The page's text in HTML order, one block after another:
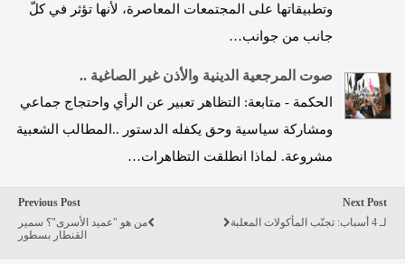
وتطبيقاتها على المجتمعات المعاصرة، لأنها تؤثر في كلّ
جانب من جوانب…
صوت المرجعية الدينية والأذن غير الصاغية ..
الحكمة - متابعة: التظاهر تعبير عن الرأي واحتجاج جماعي
ومشاركة سياسية وحق يكفله الدستور ..المطالب الشعبية
مشروعة. لماذا انطلقت التظاهرات…
Previous Post
من هو "عميد الأسرى"؟ سمير
القنطار بسطور
Next Post
لـ 4 أسباب: تجنّب المأكولات المعلبة